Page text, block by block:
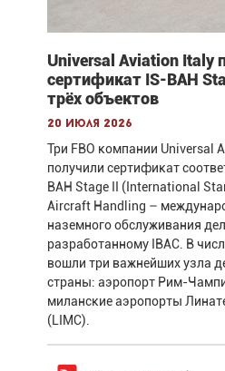
Universal Aviation Italy
сертификат IS-BAH
трёх объектов
20 июля 2026
Три FBO компании Universal
получили сертификат
BAH Stage II (International
Aircraft Handling –
наземного обслуживания
разработанному IBAC. В
вошли три важнейших узла
страны: аэропорт Рим-
миланские аэропорты
(LIMC).